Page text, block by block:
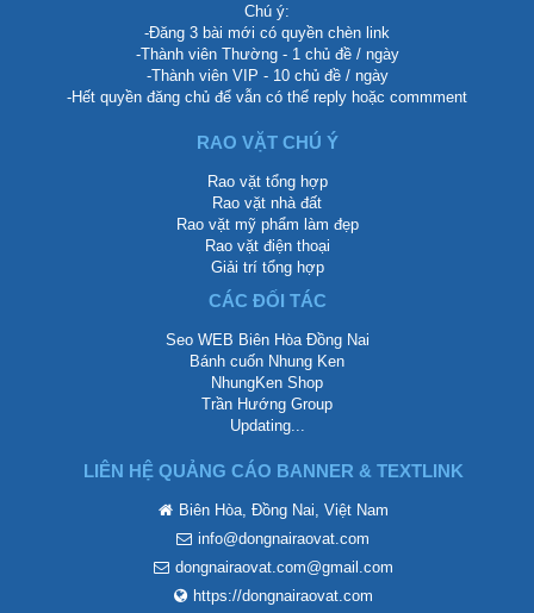
Chú ý:
-Đăng 3 bài mới có quyền chèn link
-Thành viên Thường - 1 chủ đề / ngày
-Thành viên VIP - 10 chủ đề / ngày
-Hết quyền đăng chủ để vẫn có thể reply hoặc commment
RAO VẶT CHÚ Ý
Rao vặt tổng hợp
Rao vặt nhà đất
Rao vặt mỹ phẩm làm đẹp
Rao vặt điện thoại
Giải trí tổng hợp
CÁC ĐỐI TÁC
Seo WEB Biên Hòa Đồng Nai
Bánh cuốn Nhung Ken
NhungKen Shop
Trần Hướng Group
Updating...
LIÊN HỆ QUẢNG CÁO BANNER & TEXTLINK
Biên Hòa, Đồng Nai, Việt Nam
info@dongnairaovat.com
dongnairaovat.com@gmail.com
https://dongnairaovat.com